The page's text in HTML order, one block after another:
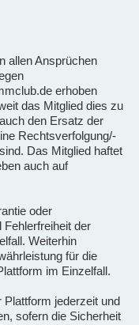
allen Ansprüchen
erhoben
das Mitglied dies zu
den Ersatz der
Rechtsverfolgung/-
Das Mitglied haftet
auch auf
oder
Fehlerfreiheit der
Weiterhin
für die
im Einzelfall.
jederzeit und
sofern die Sicherheit